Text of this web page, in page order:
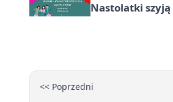
Nastolatki
<< Poprzedni